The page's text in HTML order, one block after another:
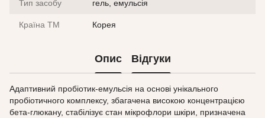
Тип засобу гель, емульсія
Країна ТМ Корея
Опис Відгуки
Адаптивний пробіотик-емульсія на основі унікального
пробіотичного комплексу, збагачена високою концентрацією
бета-глюкану, стабілізує стан мікрофлори шкіри, призначена